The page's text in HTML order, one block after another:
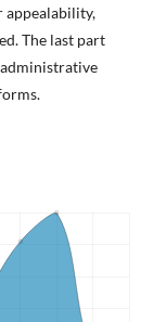
appealability,
The last part